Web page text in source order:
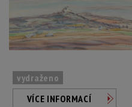
vydraženo
VÍCE INFORMACÍ